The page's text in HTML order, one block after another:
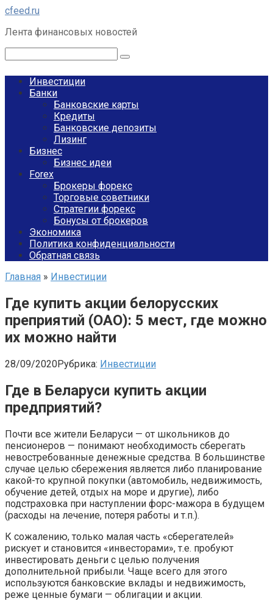
Перейти
контенту
cfeed.ru
Лента финансовых новостей
Инвестиции
Банки
Банковские карты
Кредиты
Банковские депозиты
Лизинг
Бизнес
Бизнес идеи
Forex
Брокеры форекс
Торговые советники
Стратегии форекс
Бонусы от брокеров
Экономика
Политика конфиденциальности
Обратная связь
Главная » Инвестиции
Где купить акции белорусских
преприятий (ОАО): 5 мест, где можно
их можно найти
28/09/2020Рубрика: Инвестиции
Где в Беларуси купить акции
предприятий?
Почти все жители Беларуси — от школьников до
пенсионеров — понимают необходимость сберегать
невостребованные денежные средства. В большинстве
случае целью сбережения является либо планирование
какой-то крупной покупки (автомобиль, недвижимость,
обучение детей, отдых на море и другие), либо
подстраховка при наступлении форс-мажора в будущем
(расходы на лечение, потеря работы и т.п.).
К сожалению, только малая часть «сберегателей»
рискует и становится «инвесторами», т.е. пробуют
инвестировать деньги с целью получения
дополнительной прибыли. Чаще всего для этого
используются банковские вклады и недвижимость,
реже ценные бумаги — облигации и акции.